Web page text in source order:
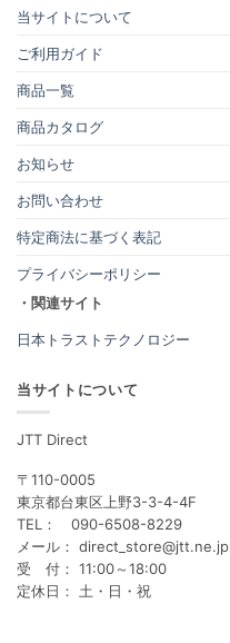
当サイトについて
ご利用ガイド
商品一覧
商品カタログ
お知らせ
お問い合わせ
特定商法に基づく表記
プライバシーポリシー
・関連サイト
日本トラストテクノロジー
当サイトについて
JTT Direct
〒110-0005
東京都台東区上野3-3-4-4F
TEL： 090-6508-8229
メール： direct_store@jtt.ne.jp
受 付： 11:00～18:00
定休日： 土・日・祝